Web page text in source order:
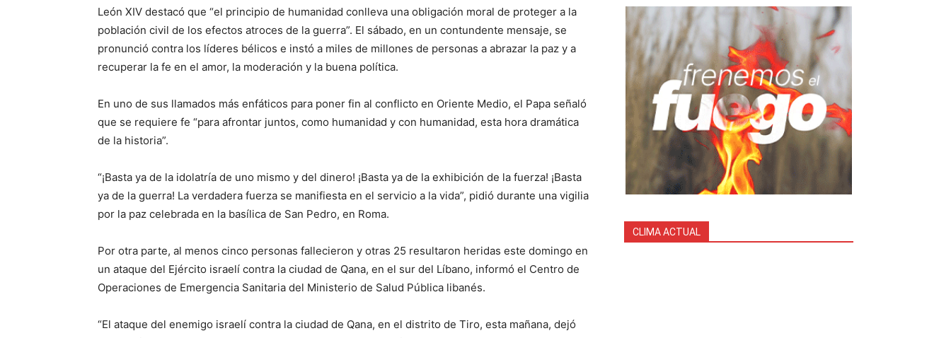
León XIV destacó que “el principio de humanidad conlleva una obligación moral de proteger a la
población civil de los efectos atroces de la guerra”. El sábado, en un contundente mensaje, se
pronunció contra los líderes bélicos e instó a miles de millones de personas a abrazar la paz y a
recuperar la fe en el amor, la moderación y la buena política.
En uno de sus llamados más enfáticos para poner fin al conflicto en Oriente Medio, el Papa señaló
que se requiere fe “para afrontar juntos, como humanidad y con humanidad, esta hora dramática
de la historia”.
“¡Basta ya de la idolatría de uno mismo y del dinero! ¡Basta ya de la exhibición de la fuerza! ¡Basta
ya de la guerra! La verdadera fuerza se manifiesta en el servicio a la vida”, pidió durante una vigilia
por la paz celebrada en la basílica de San Pedro, en Roma.
Por otra parte, al menos cinco personas fallecieron y otras 25 resultaron heridas este domingo en
un ataque del Ejército israelí contra la ciudad de Qana, en el sur del Líbano, informó el Centro de
Operaciones de Emergencia Sanitaria del Ministerio de Salud Pública libanés.
“El ataque del enemigo israelí contra la ciudad de Qana, en el distrito de Tiro, esta mañana, dejó
CLIMA ACTUAL